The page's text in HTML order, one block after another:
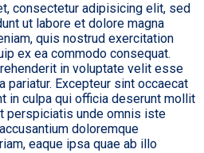
consectetur adipisicing elit, sed
ut labore et dolore magna
quis nostrud exercitation
ex ea commodo consequat.
in voluptate velit esse
pariatur. Excepteur sint occaecat
in culpa qui officia deserunt mollit
perspiciatis unde omnis iste
doloremque
eaque ipsa quae ab illo